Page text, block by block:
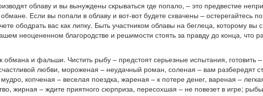
облаву и вы вынуждены скрываться где попало, – это предвестие
Если вы попали в облаву и вот-вот будете схвачены – остерегайтесь
ободрать вас как липку. Быть участником облавы на беглеца, которому вы
неоцененном благородстве и решимости стоять за правду до конца, что
и фальши. Чистить рыбу – предстоят серьезные испытания, готовить –
любви, мороженая – неудачный роман, соленая – вам разбередят
копченая – веселая поездка, жареная – к потере денег, вареная –
жирная – ждите приятного сюрприза, пересохшая – не повезет в игре;